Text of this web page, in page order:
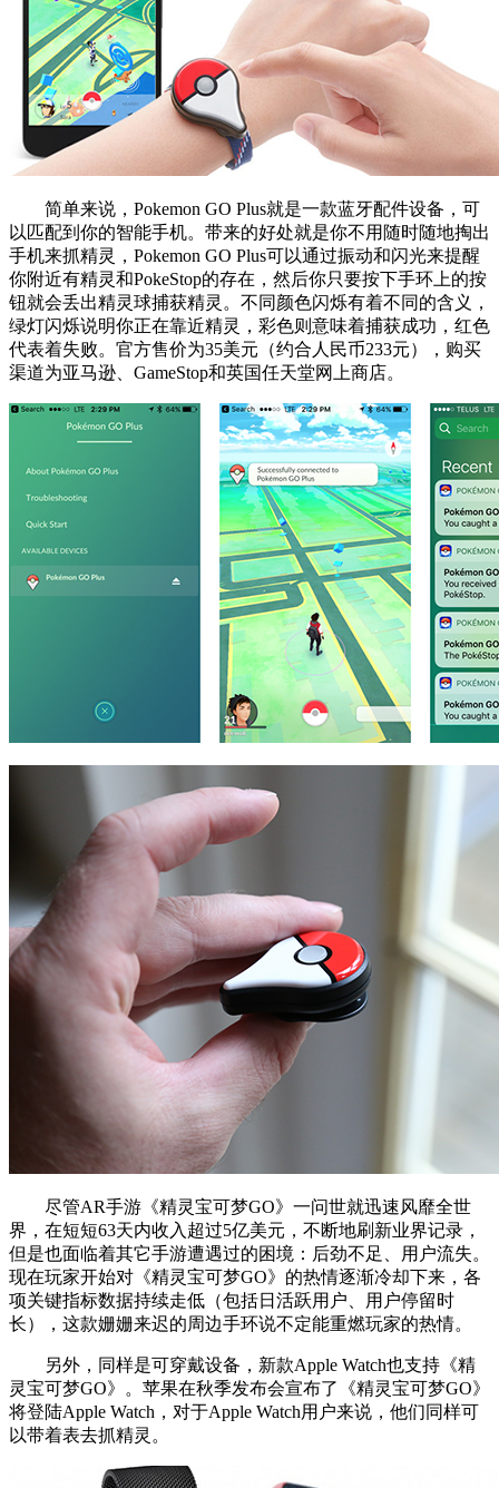
简单来说，Pokemon GO Plus就是一款蓝牙配件设备，可
以匹配到你的智能手机。带来的好处就是你不用随时随地掏出
手机来抓精灵，Pokemon GO Plus可以通过振动和闪光来提醒
你附近有精灵和PokeStop的存在，然后你只要按下手环上的按
钮就会丢出精灵球捕获精灵。不同颜色闪烁有着不同的含义，
绿灯闪烁说明你正在靠近精灵，彩色则意味着捕获成功，红色
代表着失败。官方售价为35美元（约合人民币233元），购买
渠道为亚马逊、GameStop和英国任天堂网上商店。
尽管AR手游《精灵宝可梦GO》一问世就迅速风靡全世
界，在短短63天内收入超过5亿美元，不断地刷新业界记录，
但是也面临着其它手游遭遇过的困境：后劲不足、用户流失。
现在玩家开始对《精灵宝可梦GO》的热情逐渐冷却下来，各
项关键指标数据持续走低（包括日活跃用户、用户停留时
长），这款姗姗来迟的周边手环说不定能重燃玩家的热情。
另外，同样是可穿戴设备，新款Apple Watch也支持《精
灵宝可梦GO》。苹果在秋季发布会宣布了《精灵宝可梦GO》
将登陆Apple Watch，对于Apple Watch用户来说，他们同样可
以带着表去抓精灵。